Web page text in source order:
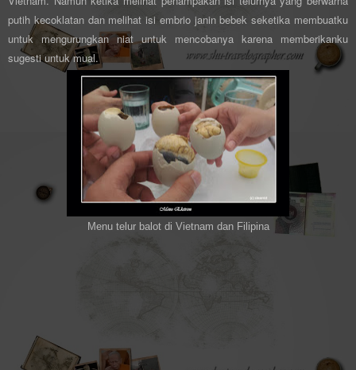
putih kecoklatan dan melihat isi embrio janin bebek seketika membuatku
untuk mengurungkan niat untuk mencobanya karena memberikanku
sugesti untuk mual.
Menu telur balot di Vietnam dan Filipina